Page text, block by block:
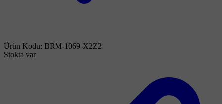
Ürün Kodu: BRM-1069-X2Z2
Stokta var